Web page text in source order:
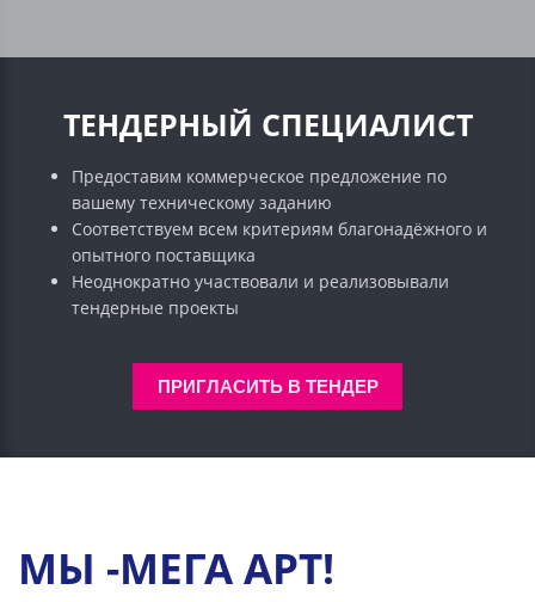
ТЕНДЕРНЫЙ СПЕЦИАЛИСТ
Предоставим коммерческое предложение по
вашему техническому заданию
Соответствуем всем критериям благонадёжного и
опытного поставщика
Неоднократно участвовали и реализовывали
тендерные проекты
ПРИГЛАСИТЬ В ТЕНДЕР
МЫ -МЕГА АРТ!